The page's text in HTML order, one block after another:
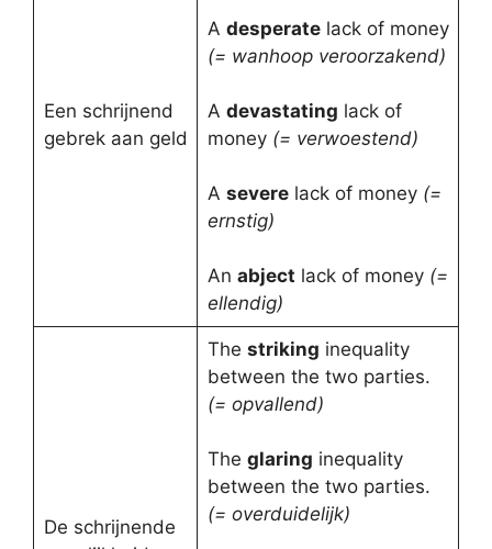
Een schrijnend
gebrek aan geld
A desperatelack of money
(= wanhoop veroorzakend)
A devastating lack of
money (= verwoestend)
A severelack of money (=
ernstig)
An abject lack of money (=
ellendig)
De schrijnende
The striking inequality
between the two parties.
(= opvallend)
The glaring inequality
between the two parties.
(= overduidelijk)